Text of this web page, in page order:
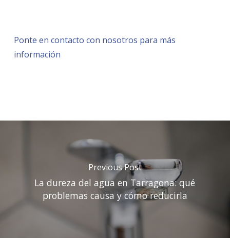
Ponte en contacto con nosotros para más
información
Previous Post
La dureza del agua en Tarragona: qué
problemas causa y cómo reducirla